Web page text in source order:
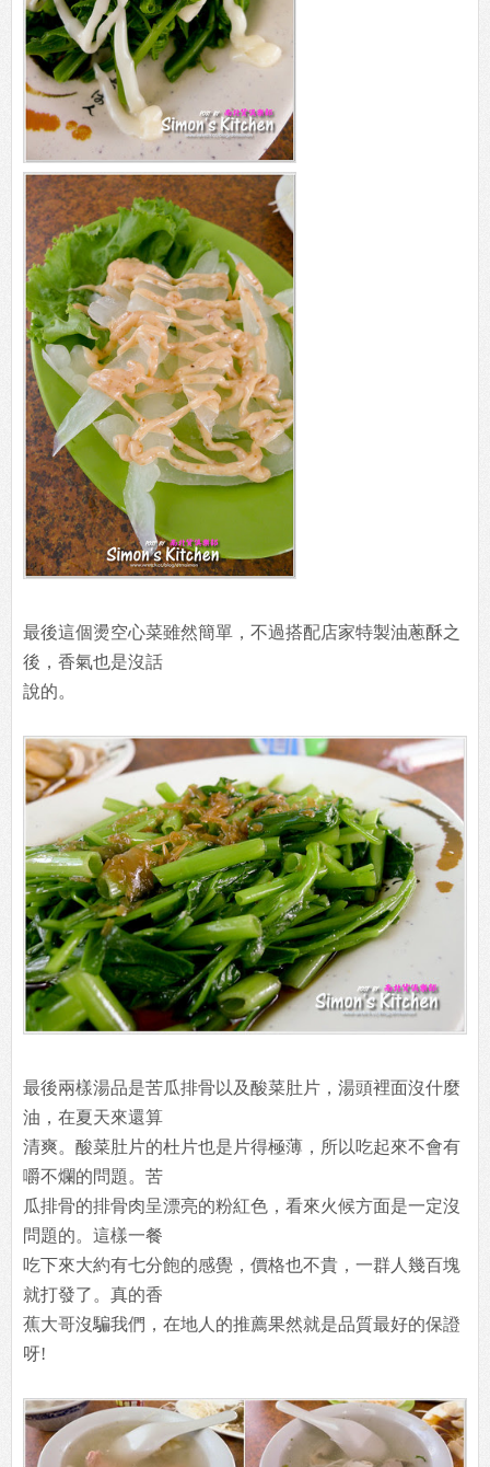
最後這個燙空心菜雖然簡單，不過搭配店家特製油蔥酥之
後，香氣也是沒話
說的。
最後兩樣湯品是苦瓜排骨以及酸菜肚片，湯頭裡面沒什麼
油，在夏天來還算
清爽。酸菜肚片的杜片也是片得極薄，所以吃起來不會有
嚼不爛的問題。苦
瓜排骨的排骨肉呈漂亮的粉紅色，看來火候方面是一定沒
問題的。這樣一餐
吃下來大約有七分飽的感覺，價格也不貴，一群人幾百塊
就打發了。真的香
蕉大哥沒騙我們，在地人的推薦果然就是品質最好的保證
呀!